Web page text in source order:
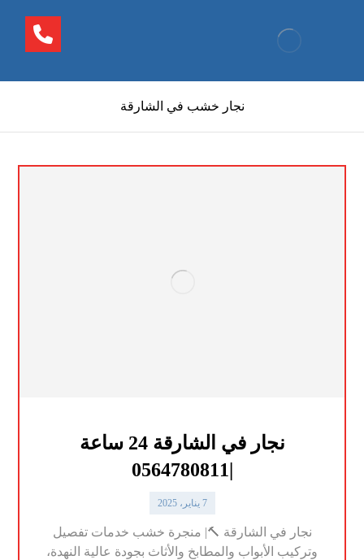
نجار خشب في الشارقة
نجار في الشارقة 24 ساعة
|0564780811
7 يناير، 2025
نجار في الشارقة 🔨| منجرة خشب خدمات تفصيل
وتركيب الأبواب والمطابخ والأثاث بجودة عالية النهدة،